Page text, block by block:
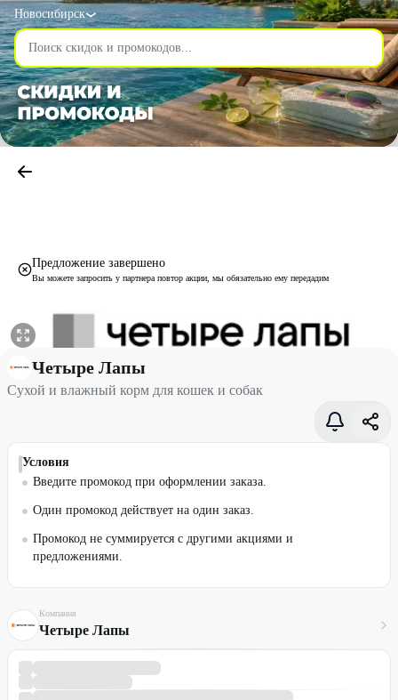
Новосибирск
Предложение завершено
Вы можете запросить у партнера повтор акции, мы обязательно ему передадим
Сухой и влажный корм для кошек и собак со скидкой до 30%
Четыре Лапы
Сухой и влажный корм для кошек и собак
Условия
Введите промокод при оформлении заказа.
Один промокод действует на один заказ.
Промокод не суммируется с другими акциями и
предложениями.
Компания
Четыре Лапы